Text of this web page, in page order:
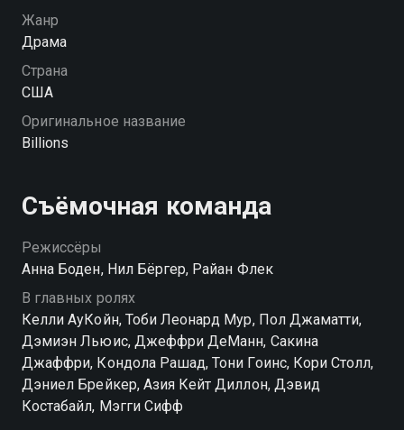
качестве на Смотрёшке
Жанр
Драма
Страна
США
Оригинальное название
Billions
Съёмочная команда
Режиссёры
Анна Боден, Нил Бёргер, Райан Флек
В главных ролях
Келли АуКойн, Тоби Леонард Мур, Пол Джаматти,
Дэмиэн Льюис, Джеффри ДеМанн, Сакина
Джаффри, Кондола Рашад, Тони Гоинс, Кори Столл,
Дэниел Брейкер, Азия Кейт Диллон, Дэвид
Костабайл, Мэгги Сифф